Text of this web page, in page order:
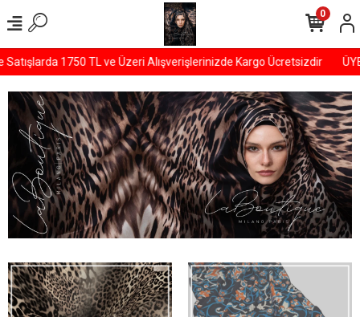
1750 TL ve Üzeri Alışverişlerinizde Kargo Ücretsizdir
0